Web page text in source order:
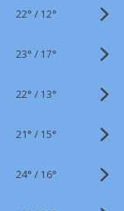
22° / 12°
23° / 17°
22° / 13°
21° / 15°
24° / 16°